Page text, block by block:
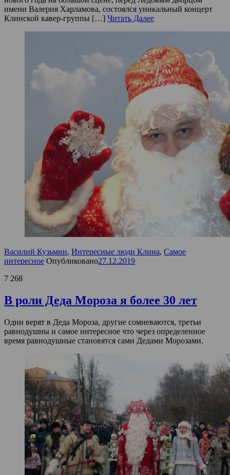
имени Валерия Харламова, состоялся уникальный концерт
Клинской кавер-группы […] Читать Далее
Василий Кузьмин, Интересные люди Клина, Самое
интересное Опубликовано27.12.2019
7 268
В роли Деда Мороза я более 30 лет
Одни верят в Деда Мороза, другие сомневаются, третьи
равнодушны и самое интересное что через определенное
время равнодушные становятся сами Дедами Морозами.